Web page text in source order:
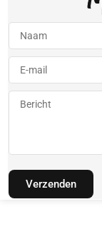
Verzenden